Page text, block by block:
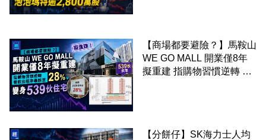
【商場都要避險？】馬鞍山
WE GO MALL 開業僅8年
擬重建 指購物習慣逆轉 餐
【分餅仔】SK海力士人均